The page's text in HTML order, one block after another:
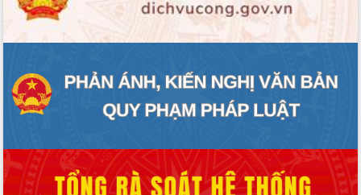
món ăn từ sầu riêng
Đắk Lắk công bố Quy hoạch và xúc
tiến đầu tư tỉnh
ứng để giữ vững thị trường xuất khẩu
Diễn đàn Kinh tế tư nhân Việt Nam đột
phá cơ chế - Hợp tác công tư
cải cách hành chính tỉnh Đắk Lắk
Kết nối tour, đẩy mạnh chuyển đổi số
để phát triển du lịch Đắk Lắk